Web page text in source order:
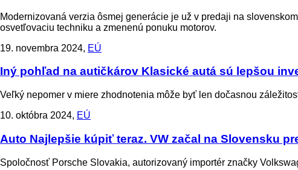
Modernizovaná verzia ôsmej generácie je už v predaji na
osvetľovaciu techniku a zmenenú ponuku motorov.
19. novembra 2024, EÚ
Iný pohľad na autičkárov Klasické autá sú lepšou
Veľký nepomer v miere zhodnotenia môže byť len dočasnou
10. októbra 2024, EÚ
Auto Najlepšie kúpiť teraz. VW začal na Slovensku
Spoločnosť Porsche Slovakia, autorizovaný importér značky